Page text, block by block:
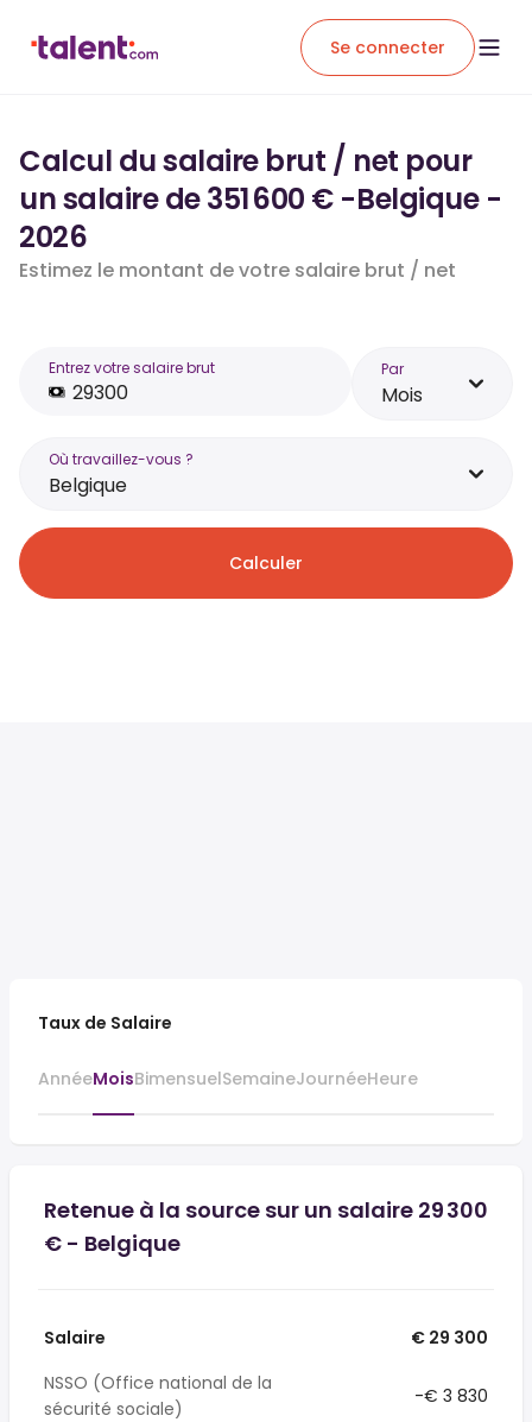
Se connecter
Calcul du salaire brut / net pour
un salaire de 351 600 € -Belgique -
2026
Estimez le montant de votre salaire brut / net
Entrez votre salaire brut Par
Mois
Où travaillez-vous ?
Belgique
Calculer
Taux de Salaire
AnnéeMoisBimensuelSemaineJournéeHeure
Retenue à la source sur un salaire 29 300
€ - Belgique
Salaire
€ 29 300
NSSO (Office national de la
sécurité sociale)
-€ 3 830